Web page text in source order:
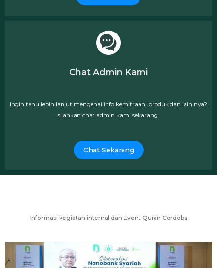
Chat Admin Kami
Ingin tahu lebih lanjut mengenai info kemitraan, produk dan lain nya?
silahkan chat admin kami sekarang.
Chat Sekarang
Informasi kegiatan internal dan Event Quran Cordoba